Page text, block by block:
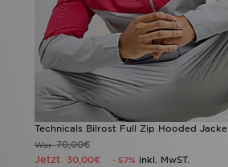
Technicals Bilrost Full Zip Hooded Jacke
War70,00€
Jetzt 30,00€ - 57% inkl. MwST.